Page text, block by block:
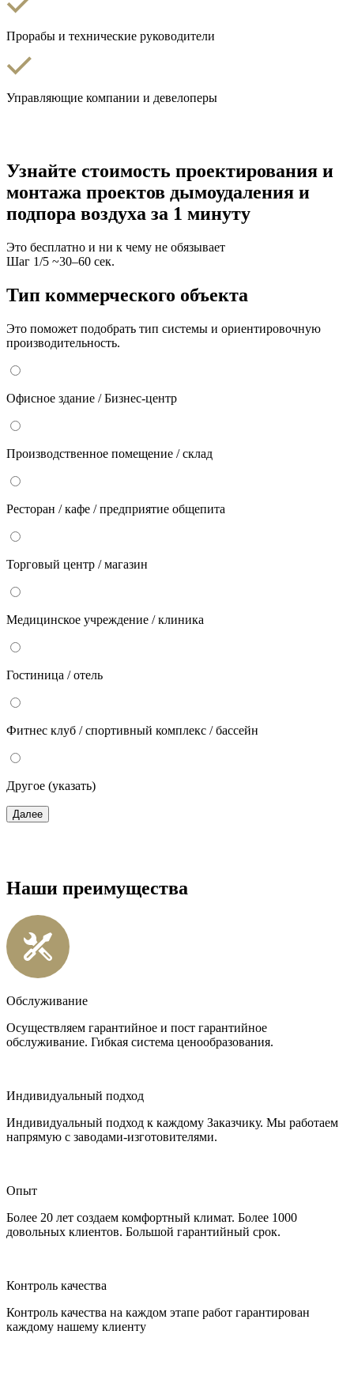
Прорабы и технические руководители
Управляющие компании и девелоперы
Узнайте стоимость проектирования и
монтажа проектов дымоудаления и
подпора воздуха за 1 минуту
Это бесплатно и ни к чему не обязывает
Шаг 1/5 ~30–60 сек.
Тип коммерческого объекта
Это поможет подобрать тип системы и ориентировочную
производительность.
Офисное здание / Бизнес-центр
Производственное помещение / склад
Ресторан / кафе / предприятие общепита
Торговый центр / магазин
Медицинское учреждение / клиника
Гостиница / отель
Фитнес клуб / спортивный комплекс / бассейн
Другое (указать)
Далее
Наши преимущества
Обслуживание
Осуществляем гарантийное и пост гарантийное
обслуживание. Гибкая система ценообразования.
Индивидуальный подход
Индивидуальный подход к каждому Заказчику. Мы работаем
напрямую с заводами-изготовителями.
Опыт
Более 20 лет создаем комфортный климат. Более 1000
довольных клиентов. Большой гарантийный срок.
Контроль качества
Контроль качества на каждом этапе работ гарантирован
каждому нашему клиенту